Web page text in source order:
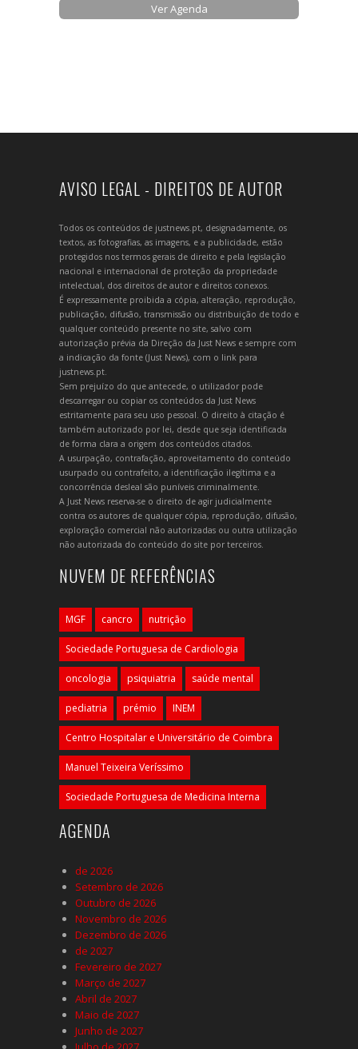
Ver Agenda
AVISO LEGAL - DIREITOS DE AUTOR
Todos os conteúdos de justnews.pt, designadamente, os
textos, as fotografias, as imagens, e a publicidade, estão
protegidos nos termos gerais de direito e pela legislação
nacional e internacional de proteção da propriedade
intelectual, dos direitos de autor e direitos conexos.
É expressamente proibida a cópia, alteração, reprodução,
publicação, difusão, transmissão ou distribuição de todo e
qualquer conteúdo presente no site, salvo com
autorização prévia da Direção da Just News e sempre com
a indicação da fonte (Just News), com o link para
justnews.pt.
Sem prejuízo do que antecede, o utilizador pode
descarregar ou copiar os conteúdos da Just News
estritamente para seu uso pessoal. O direito à citação é
também autorizado por lei, desde que seja identificada
de forma clara a origem dos conteúdos citados.
A usurpação, contrafação, aproveitamento do conteúdo
usurpado ou contrafeito, a identificação ilegítima e a
concorrência desleal são puníveis criminalmente.
A Just News reserva-se o direito de agir judicialmente
contra os autores de qualquer cópia, reprodução, difusão,
exploração comercial não autorizadas ou outra utilização
não autorizada do conteúdo do site por terceiros.
NUVEM DE REFERÊNCIAS
MGF cancro nutrição
Sociedade Portuguesa de Cardiologia
oncologia psiquiatria saúde mental
pediatria prémio INEM
Centro Hospitalar e Universitário de Coimbra
Manuel Teixeira Veríssimo
Sociedade Portuguesa de Medicina Interna
AGENDA
de 2026
Setembro de 2026
Outubro de 2026
Novembro de 2026
Dezembro de 2026
de 2027
Fevereiro de 2027
Março de 2027
Abril de 2027
Maio de 2027
Junho de 2027